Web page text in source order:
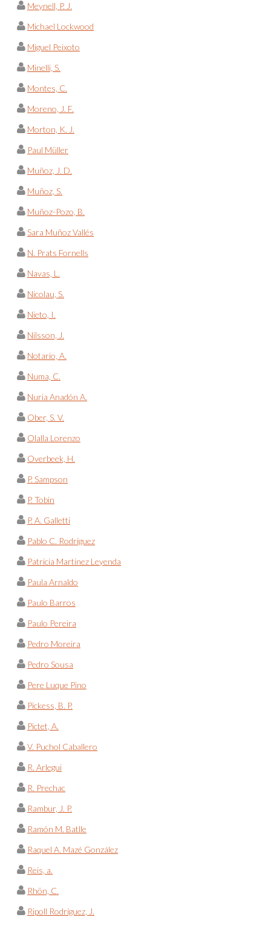
Meynell, P. J.
Michael Lockwood
Miguel Peixoto
Minelli, S.
Montes, C.
Moreno, J. F.
Morton, K. J.
Paul Müller
Muñoz, J. D.
Muñoz, S.
Muñoz-Pozo, B.
Sara Muñoz Vallés
N. Prats Fornells
Navas, L.
Nicolau, S.
Nieto, I.
Nilsson, J.
Notario, A.
Numa, C.
Nuria Anadón A.
Ober, S. V.
Olalla Lorenzo
Overbeek, H.
P. Sampson
P. Tobin
P. A. Galletti
Pablo C. Rodríguez
Patricia Martinez Leyenda
Paula Arnaldo
Paulo Barros
Paulo Pereira
Pedro Moreira
Pedro Sousa
Pere Luque Pino
Pickess, B. P.
Pictet, A.
V. Puchol Caballero
R. Arlegui
R. Prechac
Rambur, J. P.
Ramón M. Batlle
Raquel A. Mazé González
Reis, a.
Rhön, C.
Ripoll Rodríguez, J.